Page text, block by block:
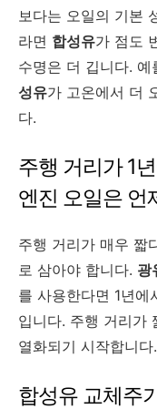
보다는 오일의 기본
라면 합성유가 점도
수명은 더 깁니다.
성유가 고온에서 더
다.
주행 거리가 1
엔진 오일은 언
주행 거리가 매우 짧
로 삼아야 합니다. 광
를 사용한다면 1년에
입니다. 주행 거리가
열화되기 시작합니다.
합성유 교체주